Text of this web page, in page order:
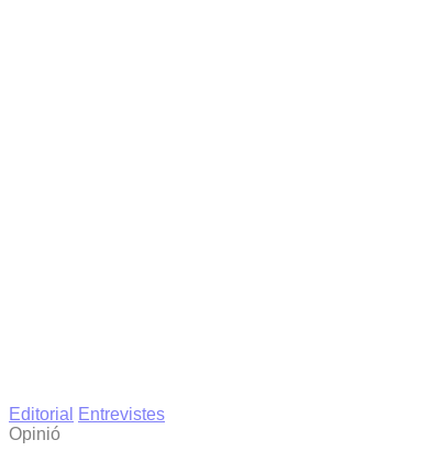
Editorial
Entrevistes
Opinió